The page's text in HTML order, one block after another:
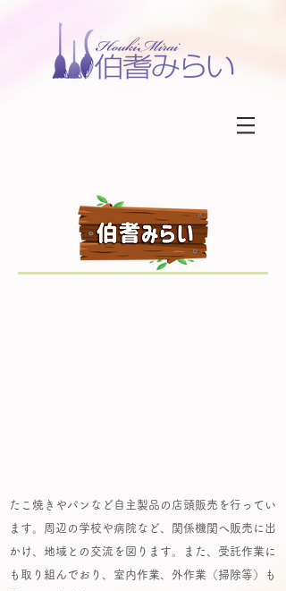
​たこ焼きやパンなど自主製品の店頭販売を行ってい
ます。周辺の学校や病院など、関係機関へ販売に出
かけ、地域との交流を図ります。また、受託作業に
も取り組んでおり、室内作業、外作業（掃除等）も